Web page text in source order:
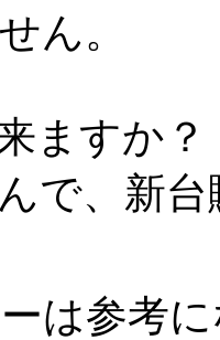
ん。
ますか？
で、新
は参考